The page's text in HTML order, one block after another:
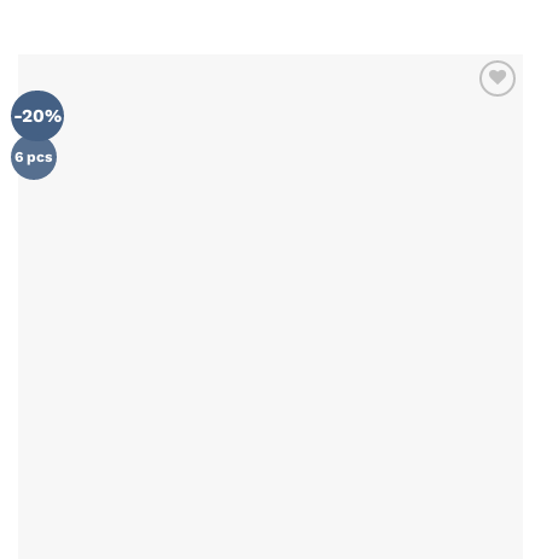
-20%
6 pcs